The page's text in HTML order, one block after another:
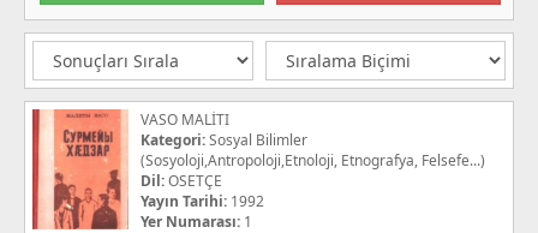
VASO MALİTI
Kategori:Sosyal Bilimler
(Sosyoloji,Antropoloji,Etnoloji, Etnografya, Felsefe...)
Dil:OSETÇE
Yayın Tarihi: 1992
Yer Numarası: 1